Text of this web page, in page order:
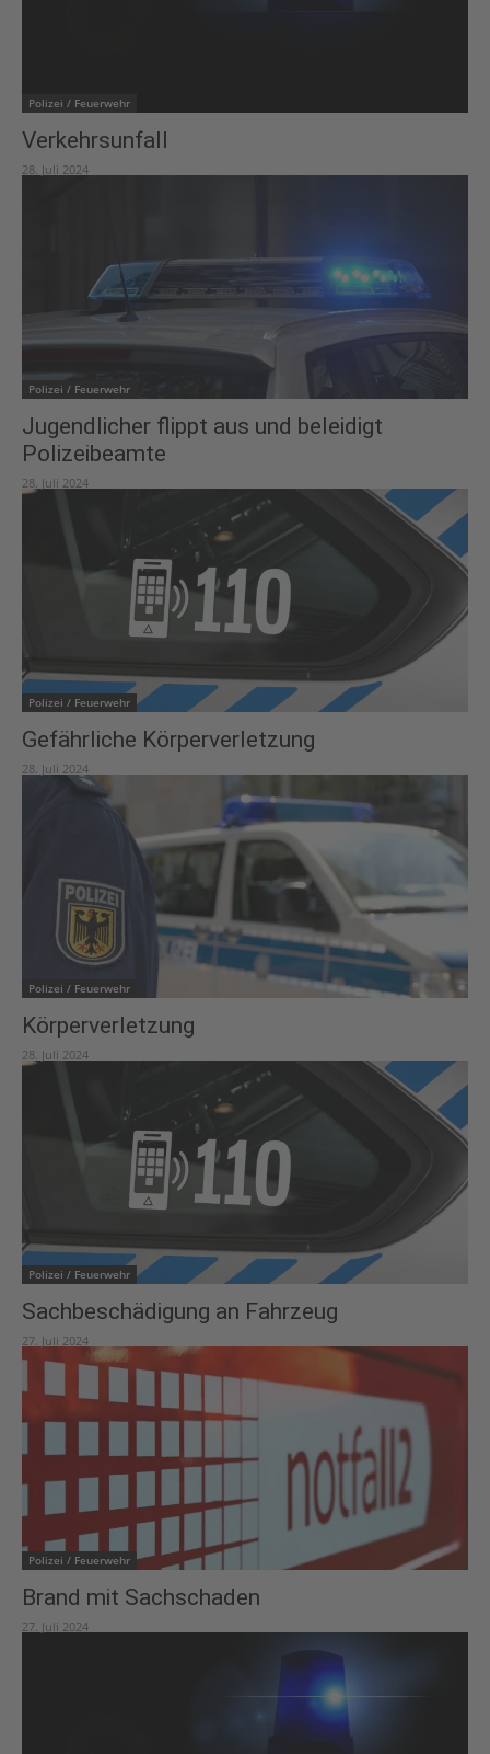
Polizei / Feuerwehr
Verkehrsunfall
28. Juli 2024
Polizei / Feuerwehr
Jugendlicher flippt aus und beleidigt
Polizeibeamte
28. Juli 2024
Polizei / Feuerwehr
Gefährliche Körperverletzung
28. Juli 2024
Polizei / Feuerwehr
Körperverletzung
28. Juli 2024
Polizei / Feuerwehr
Sachbeschädigung an Fahrzeug
27. Juli 2024
Polizei / Feuerwehr
Brand mit Sachschaden
27. Juli 2024